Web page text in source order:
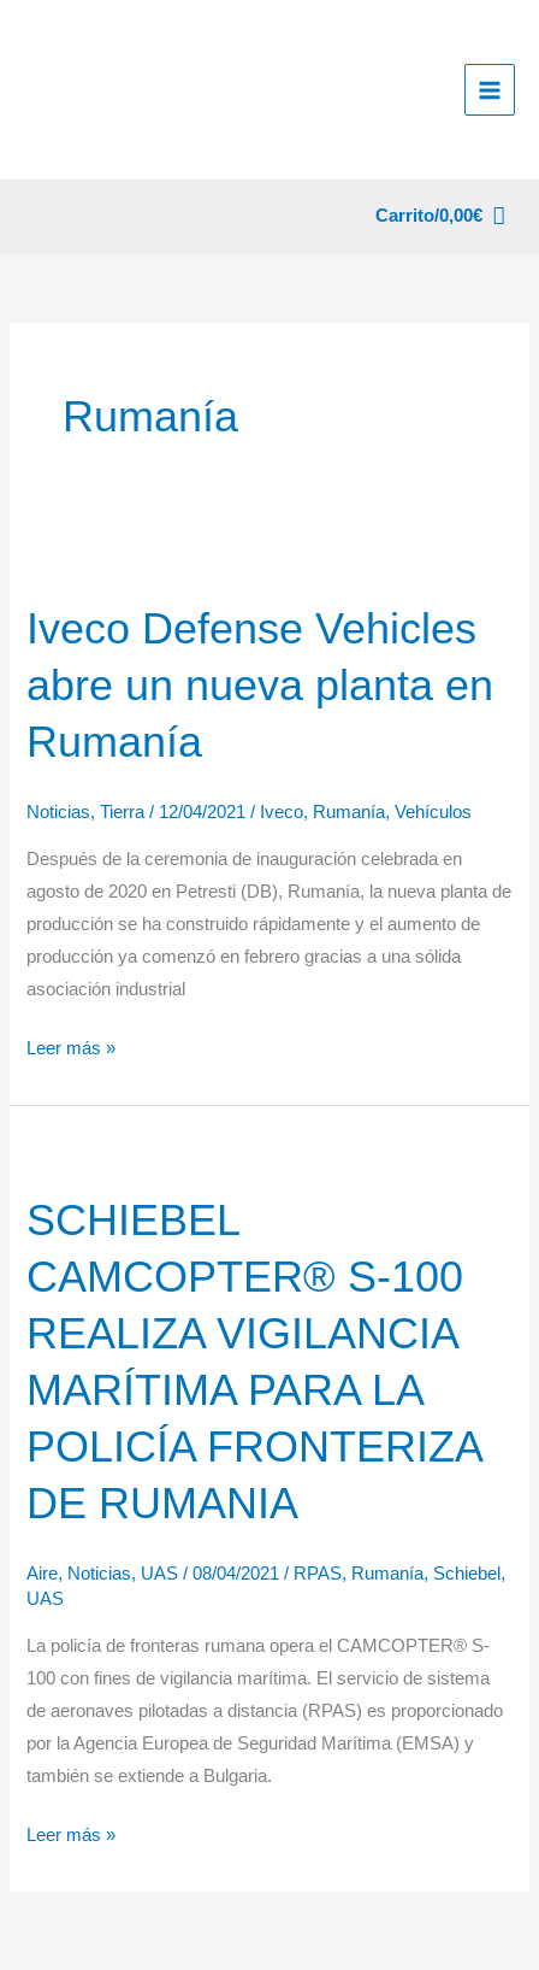
Carrito/0,00€
Rumanía
Iveco Defense Vehicles
abre un nueva planta en
Rumanía
Noticias,Tierra / 12/04/2021/ Iveco, Rumanía,Vehículos
Después de la ceremonia de inauguración celebrada en
agosto de 2020 en Petresti (DB), Rumanía, la nueva planta de
producción se ha construido rápidamente y el aumento de
producción ya comenzó en febrero gracias a una sólida
asociación industrial
Iveco
Vehicles
nueva
en
Leer más »
SCHIEBEL
CAMCOPTER® S-100
REALIZA VIGILANCIA
MARÍTIMA PARA LA
POLICÍA FRONTERIZA
DE RUMANIA
Aire, Noticias, UAS /08/04/2021/ RPAS, Rumanía, Schiebel ,
UAS
La policía de fronteras rumana opera el CAMCOPTER® S-
100 con fines de vigilancia marítima. El servicio de sistema
de aeronaves pilotadas a distancia (RPAS) es proporcionado
por la Agencia Europea de Seguridad Marítima (EMSA) y
también se extiende a Bulgaria.
SCHIEBEL
Leer más »